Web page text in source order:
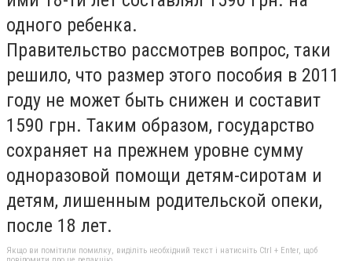
одного ребенка.
Правительство рассмотрев вопрос, таки
решило, что размер этого пособия в 2011
году не может быть снижен и составит
1590 грн. Таким образом, государство
сохраняет на прежнем уровне сумму
одноразовой помощи детям-сиротам и
детям, лишенным родительской опеки,
после 18 лет.
Якщо ви помітили помилку, виділіть необхідний текст і натисніть Ctrl + Enter, щоб